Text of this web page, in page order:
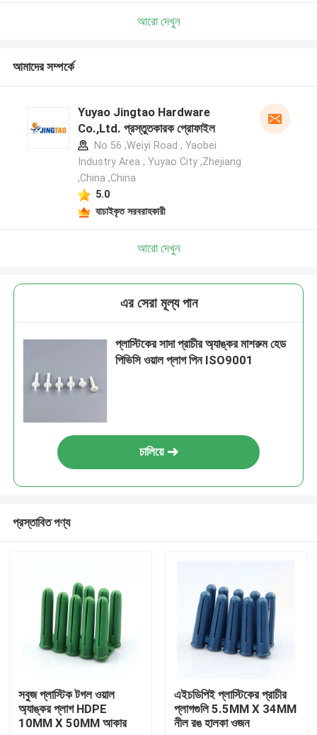
আরো দেখুন
আমাদের সম্পর্কে
Yuyao Jingtao Hardware
Co.,Ltd. প্রস্তুতকারক প্রোফাইল
No 56 ,Weiyi Road , Yaobei
Industry Area , Yuyao City ,Zhejiang
,China ,China
5.0
যাচাইকৃত সরবরাহকারী
আরো দেখুন
এর সেরা মূল্য পান
প্লাস্টিকের সাদা প্রাচীর অ্যাঙ্কর মাশরুম হেড
পিভিসি ওয়াল প্লাগ পিন ISO9001
চালিয়ে
প্রস্তাবিত পণ্য
সবুজ প্লাস্টিক টগল ওয়াল
অ্যাঙ্কর প্লাগ HDPE
10MM X 50MM আকার
এইচডিপিই প্লাস্টিকের প্রাচীর
প্লাগগুলি 5.5MM X 34MM
নীল রঙ হালকা ওজন